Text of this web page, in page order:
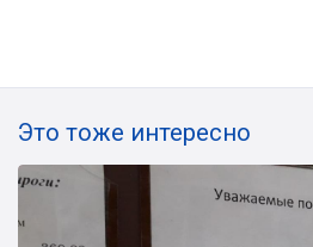
Это тоже интересно